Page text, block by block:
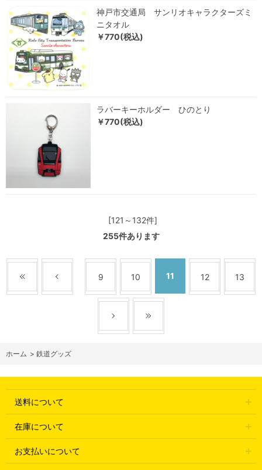
神戸市交通局 サンリオキャラクターズミ
ニタオル
￥770(税込)
ラバーキーホルダー ひのとり
￥770(税込)
[121～132件]
255件あります
9 10 11 12 13
ホーム > 鉄道グッズ
送料について
在庫について
お支払いについて